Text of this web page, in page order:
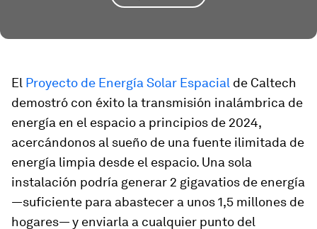
El Proyecto de Energía Solar Espacial de Caltech
demostró con éxito la transmisión inalámbrica de
energía en el espacio a principios de 2024,
acercándonos al sueño de una fuente ilimitada de
energía limpia desde el espacio. Una sola
instalación podría generar 2 gigavatios de energía
—suficiente para abastecer a unos 1,5 millones de
hogares— y enviarla a cualquier punto del